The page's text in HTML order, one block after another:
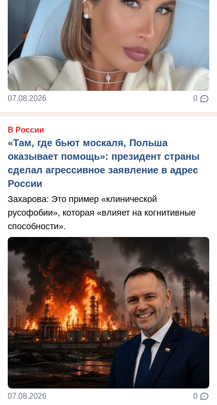
07.08.2026 0
В России
«Там, где бьют москаля, Польша
оказывает помощь»: президент страны
сделал агрессивное заявление в адрес
России
Захарова: Это пример «клинической
русофобии», которая «влияет на когнитивные
способности».
07.08.2026 0